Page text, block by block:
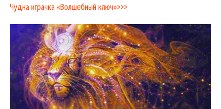
Чудна играчка «Волшебный ключ»>>>